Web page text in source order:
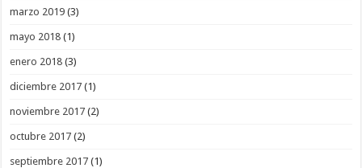
marzo 2019 (3)
mayo 2018 (1)
enero 2018 (3)
diciembre 2017 (1)
noviembre 2017 (2)
octubre 2017 (2)
septiembre 2017 (1)